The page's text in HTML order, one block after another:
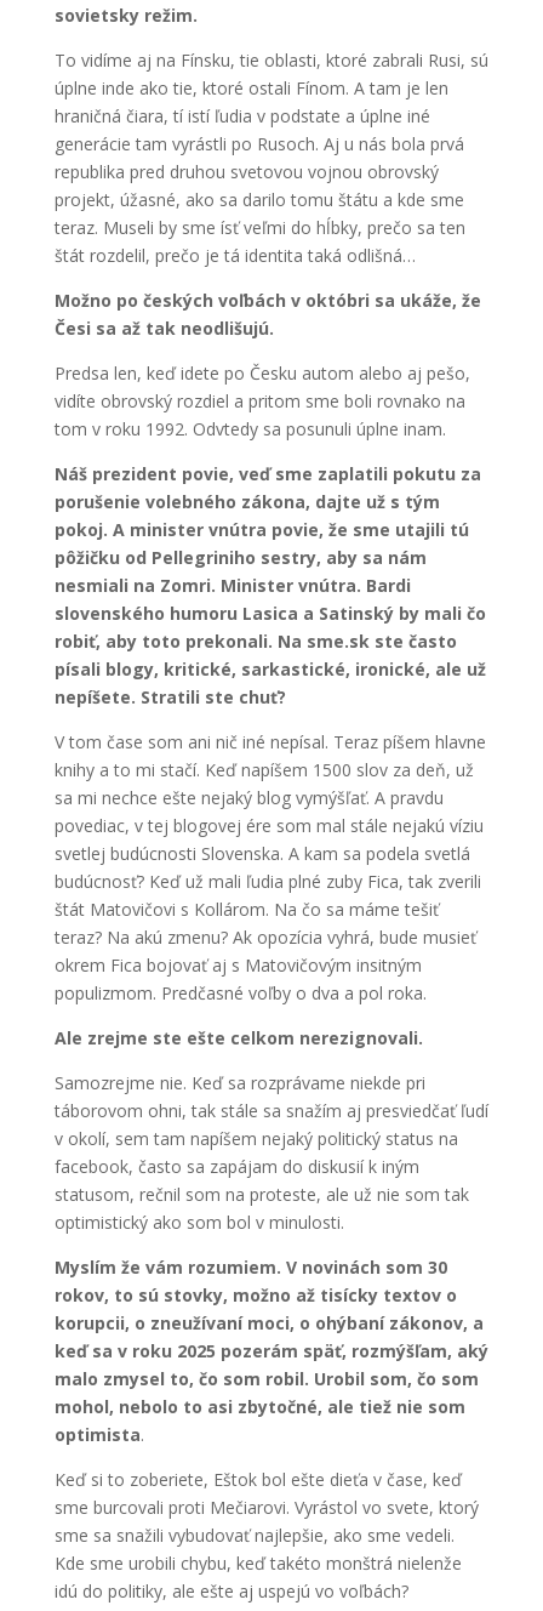
sovietsky režim.
To vidíme aj na Fínsku, tie oblasti, ktoré zabrali Rusi, sú
úplne inde ako tie, ktoré ostali Fínom. A tam je len
hraničná čiara, tí istí ľudia v podstate a úplne iné
generácie tam vyrástli po Rusoch. Aj u nás bola prvá
republika pred druhou svetovou vojnou obrovský
projekt, úžasné, ako sa darilo tomu štátu a kde sme
teraz. Museli by sme ísť veľmi do hĺbky, prečo sa ten
štát rozdelil, prečo je tá identita taká odlišná…
Možno po českých voľbách v októbri sa ukáže, že
Česi sa až tak neodlišujú.
Predsa len, keď idete po Česku autom alebo aj pešo,
vidíte obrovský rozdiel a pritom sme boli rovnako na
tom v roku 1992. Odvtedy sa posunuli úplne inam.
Náš prezident povie, veď sme zaplatili pokutu za
porušenie volebného zákona, dajte už s tým
pokoj. A minister vnútra povie, že sme utajili tú
pôžičku od Pellegriniho sestry, aby sa nám
nesmiali na Zomri. Minister vnútra. Bardi
slovenského humoru Lasica a Satinský by mali čo
robiť, aby toto prekonali. Na sme.sk ste často
písali blogy, kritické, sarkastické, ironické, ale už
nepíšete. Stratili ste chuť?
V tom čase som ani nič iné nepísal. Teraz píšem hlavne
knihy a to mi stačí. Keď napíšem 1500 slov za deň, už
sa mi nechce ešte nejaký blog vymýšľať. A pravdu
povediac, v tej blogovej ére som mal stále nejakú víziu
svetlej budúcnosti Slovenska. A kam sa podela svetlá
budúcnosť? Keď už mali ľudia plné zuby Fica, tak zverili
štát Matovičovi s Kollárom. Na čo sa máme tešiť
teraz? Na akú zmenu? Ak opozícia vyhrá, bude musieť
okrem Fica bojovať aj s Matovičovým insitným
populizmom. Predčasné voľby o dva a pol roka.
Ale zrejme ste ešte celkom nerezignovali.
Samozrejme nie. Keď sa rozprávame niekde pri
táborovom ohni, tak stále sa snažím aj presviedčať ľudí
v okolí, sem tam napíšem nejaký politický status na
facebook, často sa zapájam do diskusií k iným
statusom, rečnil som na proteste, ale už nie som tak
optimistický ako som bol v minulosti.
Myslím že vám rozumiem. V novinách som 30
rokov, to sú stovky, možno až tisícky textov o
korupcii, o zneužívaní moci, o ohýbaní zákonov, a
keď sa v roku 2025 pozerám späť, rozmýšľam, aký
malo zmysel to, čo som robil. Urobil som, čo som
mohol, nebolo to asi zbytočné, ale tiež nie som
optimista.
Keď si to zoberiete, Eštok bol ešte dieťa v čase, keď
sme burcovali proti Mečiarovi. Vyrástol vo svete, ktorý
sme sa snažili vybudovať najlepšie, ako sme vedeli.
Kde sme urobili chybu, keď takéto monštrá nielenže
idú do politiky, ale ešte aj uspejú vo voľbách?